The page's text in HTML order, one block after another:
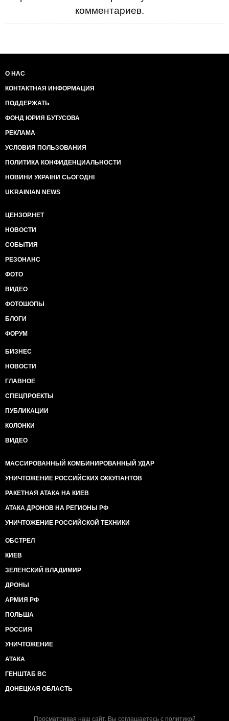
комментариев.
О НАС
КОНТАКТНАЯ ИНФОРМАЦИЯ
ПОДДЕРЖАТЬ
ФОНД ЮРИЯ БУТУСОВА
РЕКЛАМА
УСЛОВИЯ ПОЛЬЗОВАНИЯ
ПОЛИТИКА КОНФИДЕНЦИАЛЬНОСТИ
НОВИНИ УКРАЇНИ СЬОГОДНІ
UKRAINIAN NEWS
ЦЕНЗОР.НЕТ
НОВОСТИ
СОБЫТИЯ
РЕЗОНАНС
ФОТО
ВИДЕО
ФОТОШОПЫ
БЛОГИ
ФОРУМ
БИЗНЕС
НОВОСТИ
ГЛАВНОЕ
СПЕЦПРОЕКТЫ
ПУБЛИКАЦИИ
КОЛОНКИ
ВИДЕО
МАССИРОВАННЫЙ КОМБИНИРОВАННЫЙ УДАР
УНИЧТОЖЕНИЕ РОССИЙСКИХ ОККУПАНТОВ
РАКЕТНАЯ АТАКА НА КИЕВ
АТАКА ДРОНОВ НА РЕГИОНЫ РФ
УНИЧТОЖЕНИЕ РОССИЙСКОЙ ТЕХНИКИ
ОБСТРЕЛ
КИЕВ
ЗЕЛЕНСКИЙ ВЛАДИМИР
ДРОНЫ
АРМИЯ РФ
ПОЛЬША
РОССИЯ
УНИЧТОЖЕНИЕ
АТАКА
ГЕНШТАБ ВС
ДОНЕЦКАЯ ОБЛАСТЬ
Просматривая наш сайт, Вы соглашаетесь с политикой